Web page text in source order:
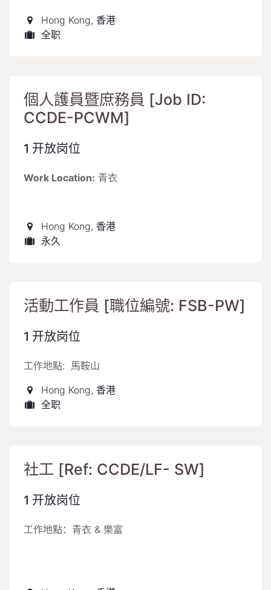
Hong Kong, 香港
全职
個人護員暨庶務員 [Job ID:
CCDE-PCWM]
1 开放岗位
Work Location: 青衣
Hong Kong, 香港
永久
活動工作員 [職位編號: FSB-PW]
1 开放岗位
工作地點: 馬鞍山
Hong Kong, 香港
全职
社工 [Ref: CCDE/LF- SW]
1 开放岗位
工作地點：青衣 & 樂富